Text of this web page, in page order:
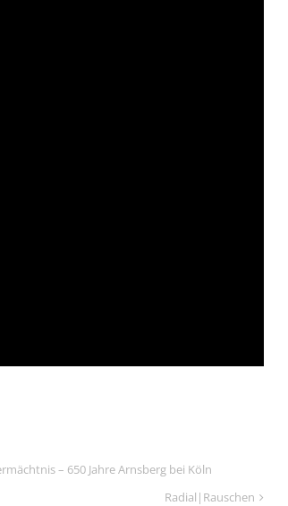
– 650 Jahre Arnsberg bei Köln
Radial|Rauschen